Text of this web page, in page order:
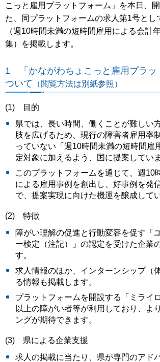
こっと雇用プラットフォーム」を本日、
た、同プラットフォームの求人第1号とし
（週10時間未満の短時間雇用による会計
集）を掲載します。
1 「かながわちょこっと雇用プラッ
ついて
（閲覧方法は別紙参照）
(1) 目的
県では、長い時間、働くことが難しい
肢を広げるため、現行の障害者雇用率
っていない「週10時間未満の短時間雇
定対象に加えるよう、国に提案していま
このプラットフォームを通じて、週10
による雇用事例を創出し、好事例を発
で、提案実現に向けた機運を醸成して
(2) 特徴
障がい理解の促進と行動変容を促す「
ー検定（注記）」の認定を受けた企業
す。
求人情報のほか、インターンシップ（
る情報も掲載します。
プラットフォームを開設する「ミライ
以上の障がい者等が利用しており、よ
ングが期待できます。
(3) 県による企業支援
求人の掲載に当たり、県が専門のアド